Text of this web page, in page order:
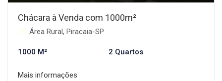
Chácara à Venda com 1000m²
Área Rural, Piracaia-SP
1000 M² 2 Quartos
Mais informações